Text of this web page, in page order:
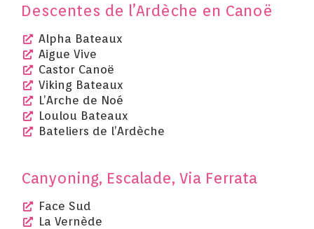
Descentes de l’Ardèche en Canoë
Alpha Bateaux
Aigue Vive
Castor Canoë
Viking Bateaux
L’Arche de Noé
Loulou Bateaux
Bateliers de l’Ardèche
Canyoning, Escalade, Via Ferrata
Face Sud
La Vernède